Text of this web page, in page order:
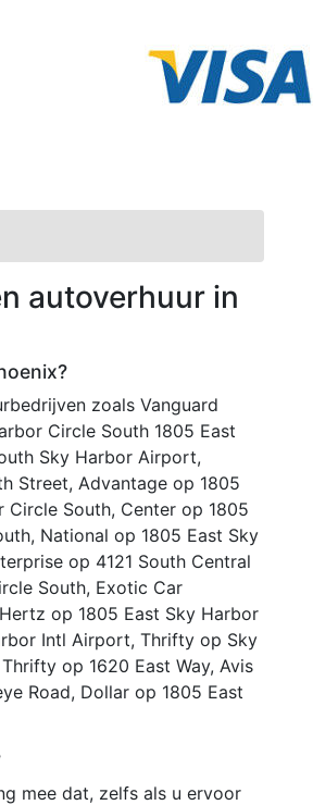
autoverhuur in
zoals Vanguard
Circle South 1805 East
Sky Harbor Airport,
Street, Advantage op 1805
Circle South, Center op 1805
National op 1805 East Sky
op 4121 South Central
South, Exotic Car
op 1805 East Sky Harbor
Intl Airport, Thrifty op Sky
op 1620 East Way, Avis
Road, Dollar op 1805 East
mee dat, zelfs als u ervoor